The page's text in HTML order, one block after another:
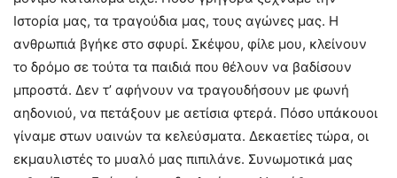
Ιστορία μας, τα τραγούδια μας, τους αγώνες μας. Η
ανθρωπιά βγήκε στο σφυρί. Σκέψου, φίλε μου, κλείνουν
το δρόμο σε τούτα τα παιδιά που θέλουν να βαδίσουν
μπροστά. Δεν τ’ αφήνουν να τραγουδήσουν με φωνή
αηδονιού, να πετάξουν με αετίσια φτερά. Πόσο υπάκουοι
γίναμε στων υαινών τα κελεύσματα. Δεκαετίες τώρα, οι
εκμαυλιστές το μυαλό μας πιπιλάνε. Συνωμοτικά μας